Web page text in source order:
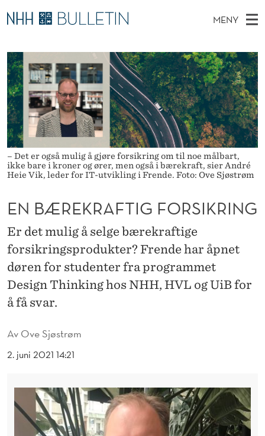
E
N
B
Æ
R
E
K
R
A
F
T
G
F
R
S
MENY
O
V
E
D
M
E
N
Y
Ø
K
I
N
E
T
T
S
T
E
D
E
Stipendiater og nye forskerprofiler
Disputaser
Ekspertutvalg
Om Bulletin
– Det er også mulig å gjøre forsikring om til noe målbart,
ikke bare i kroner og ører, men også i bærekraft, sier André
Heie Vik, leder for IT-utvikling i Frende. Foto: Ove Sjøstrøm
Av Ove Sjøstrøm
2. juni 2021 14:21
EN BÆREKRAFTIG FORSIKRING
Er det mulig å selge bærekraftige
forsikringsprodukter? Frende har åpnet
døren for studenter fra programmet
Design Thinking hos NHH, HVL og UiB for
å få svar.